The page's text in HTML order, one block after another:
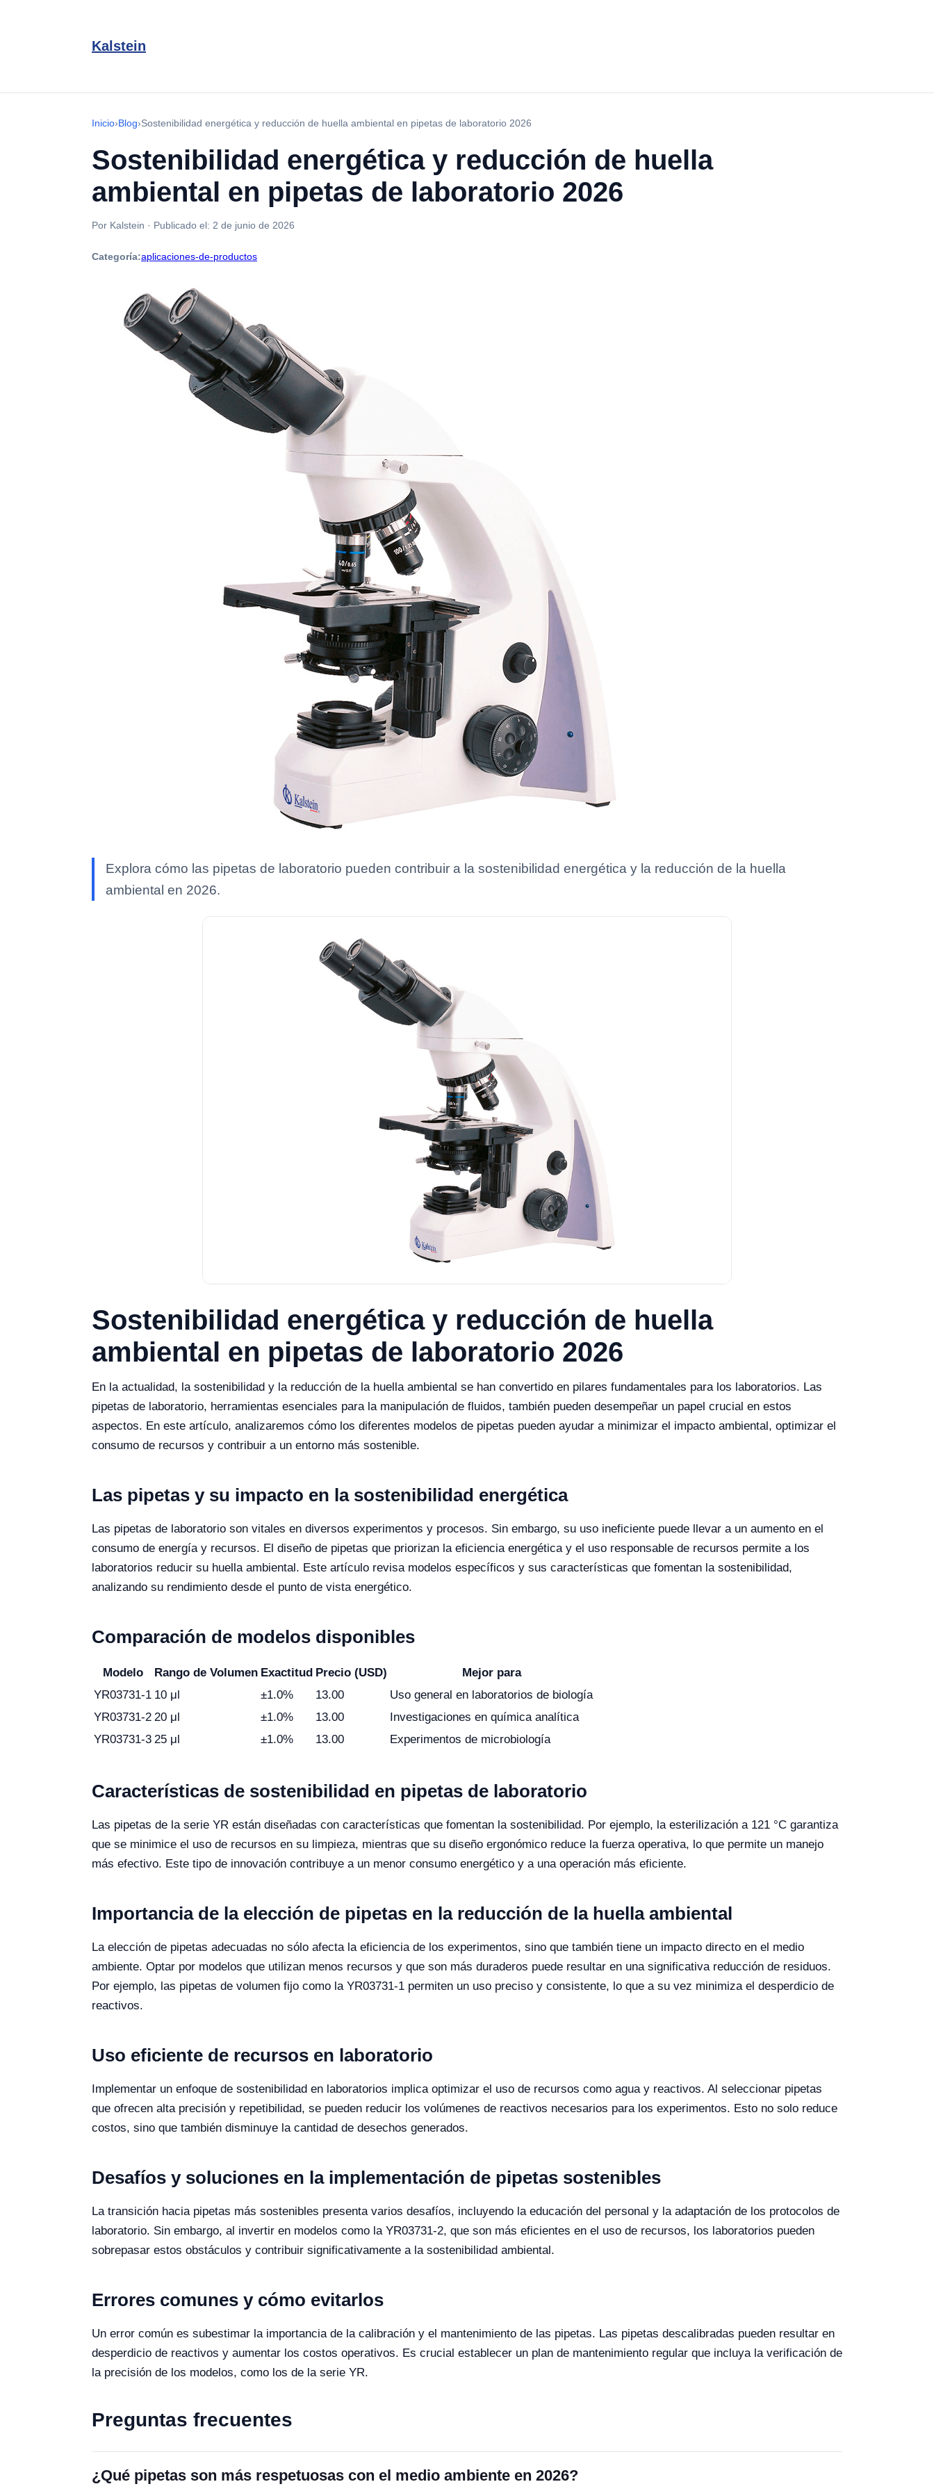
Kalstein
Inicio›Blog›Sostenibilidad energética y reducción de huella ambiental en pipetas de laboratorio 2026
Sostenibilidad energética y reducción de huella
ambiental en pipetas de laboratorio 2026
Por Kalstein · Publicado el: 2 de junio de 2026
Categoría:aplicaciones-de-productos
Explora cómo las pipetas de laboratorio pueden contribuir a la sostenibilidad energética y la reducción de la huella
ambiental en 2026.
Sostenibilidad energética y reducción de huella
ambiental en pipetas de laboratorio 2026
En la actualidad, la sostenibilidad y la reducción de la huella ambiental se han convertido en pilares fundamentales para los laboratorios. Las
pipetas de laboratorio, herramientas esenciales para la manipulación de fluidos, también pueden desempeñar un papel crucial en estos
aspectos. En este artículo, analizaremos cómo los diferentes modelos de pipetas pueden ayudar a minimizar el impacto ambiental, optimizar el
consumo de recursos y contribuir a un entorno más sostenible.
Las pipetas y su impacto en la sostenibilidad energética
Las pipetas de laboratorio son vitales en diversos experimentos y procesos. Sin embargo, su uso ineficiente puede llevar a un aumento en el
consumo de energía y recursos. El diseño de pipetas que priorizan la eficiencia energética y el uso responsable de recursos permite a los
laboratorios reducir su huella ambiental. Este artículo revisa modelos específicos y sus características que fomentan la sostenibilidad,
analizando su rendimiento desde el punto de vista energético.
Comparación de modelos disponibles
Modelo Rango de Volumen Exactitud Precio (USD)
Mejor para
YR03731-1 10 μl ±1.0% 13.00
Uso general en laboratorios de biología
YR03731-2 20 μl ±1.0% 13.00
Investigaciones en química analítica
YR03731-3 25 μl ±1.0% 13.00 Experimentos de microbiología
Características de sostenibilidad en pipetas de laboratorio
Las pipetas de la serie YR están diseñadas con características que fomentan la sostenibilidad. Por ejemplo, la esterilización a 121 °C garantiza
que se minimice el uso de recursos en su limpieza, mientras que su diseño ergonómico reduce la fuerza operativa, lo que permite un manejo
más efectivo. Este tipo de innovación contribuye a un menor consumo energético y a una operación más eficiente.
Importancia de la elección de pipetas en la reducción de la huella ambiental
La elección de pipetas adecuadas no sólo afecta la eficiencia de los experimentos, sino que también tiene un impacto directo en el medio
ambiente. Optar por modelos que utilizan menos recursos y que son más duraderos puede resultar en una significativa reducción de residuos.
Por ejemplo, las pipetas de volumen fijo como la YR03731-1 permiten un uso preciso y consistente, lo que a su vez minimiza el desperdicio de
reactivos.
Uso eficiente de recursos en laboratorio
Implementar un enfoque de sostenibilidad en laboratorios implica optimizar el uso de recursos como agua y reactivos. Al seleccionar pipetas
que ofrecen alta precisión y repetibilidad, se pueden reducir los volúmenes de reactivos necesarios para los experimentos. Esto no solo reduce
costos, sino que también disminuye la cantidad de desechos generados.
Desafíos y soluciones en la implementación de pipetas sostenibles
La transición hacia pipetas más sostenibles presenta varios desafíos, incluyendo la educación del personal y la adaptación de los protocolos de
laboratorio. Sin embargo, al invertir en modelos como la YR03731-2, que son más eficientes en el uso de recursos, los laboratorios pueden
sobrepasar estos obstáculos y contribuir significativamente a la sostenibilidad ambiental.
Errores comunes y cómo evitarlos
Un error común es subestimar la importancia de la calibración y el mantenimiento de las pipetas. Las pipetas descalibradas pueden resultar en
desperdicio de reactivos y aumentar los costos operativos. Es crucial establecer un plan de mantenimiento regular que incluya la verificación de
la precisión de los modelos, como los de la serie YR.
Preguntas frecuentes
¿Qué pipetas son más respetuosas con el medio ambiente en 2026?